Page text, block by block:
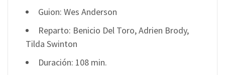
Guion: Wes Anderson
Reparto: Benicio Del Toro, Adrien Brody,
Tilda Swinton
Duración: 108 min.